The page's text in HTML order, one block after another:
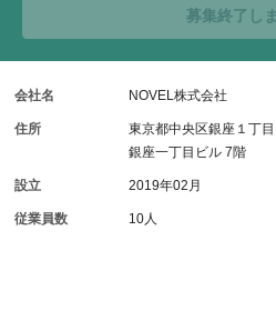
募集終了し
会社名 NOVEL株式会社
住所
東京都中央区銀座１丁
銀座一丁目ビル 7階
設立 2019年02月
従業員数 10人